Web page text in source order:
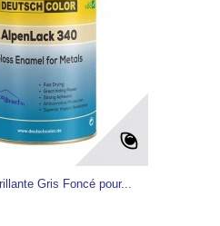
Gris Foncé pour...